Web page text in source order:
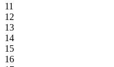
11
12
13
14
15
16